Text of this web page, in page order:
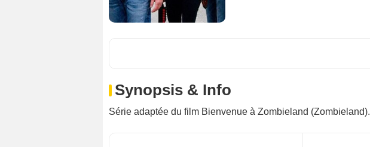
Synopsis & Info
Série adaptée du film Bienvenue à Zombieland (Zombieland).